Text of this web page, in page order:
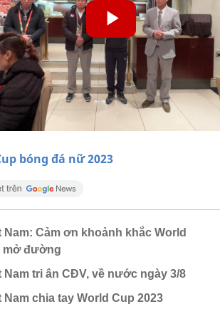
bóng đá nữ 2023
Cảm ơn khoảnh khắc World
mở đường
Nam tri ân CĐV, về nước ngày 3/8
chia tay World Cup 2023